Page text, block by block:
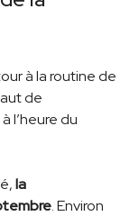
à la routine de
de
l’heure du
la
. Environ